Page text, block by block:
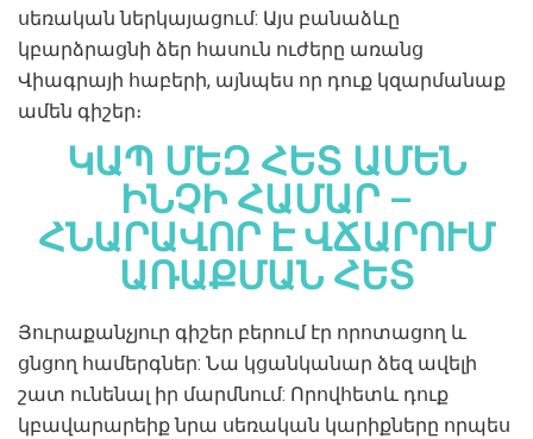
սեռական ներկայացում: Այս բանաձևը
կբարձրացնի ձեր հասուն ուժերը առանց
Վիագրայի հաբերի, այնպես որ դուք կզարմանաք
ամեն գիշեր։
ԿԱՊ ՄԵԶ ՀԵՏ ԱՄԵՆ
ԻՆՉԻ ՀԱՄԱՐ –
ՀՆԱՐԱՎՈՐ Է ՎՃԱՐՈՒՄ
ԱՌԱՔՄԱՆ ՀԵՏ
Յուրաքանչյուր գիշեր բերում էր որոտացող և
ցնցող համերգներ: Նա կցանկանար ձեզ ավելի
շատ ունենալ իր մարմնում: Որովհետև դուք
կբավարարեիք նրա սեռական կարիքները որպես